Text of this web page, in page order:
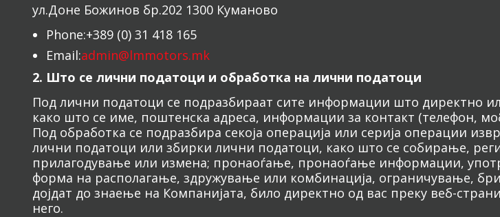
ул.Доне Божинов бр.202 1300 Куманово
Phone:+389 (0) 31 418 165
Email:admin@lmmotors.mk
2. Што се лични податоци и обработка на лични податоци
Под лични податоци се подразбираат сите информации што директно
како што се име, поштенска адреса, информации за контакт (телефон,
Под обработка се подразбира секоја операција или серија операции
лични податоци или збирки лични податоци, како што се собирање,
прилагодување или измена; пронаоѓање, пронаоѓање информации,
форма на располагање, здружување или комбинација, ограничување,
дојдат до знаење на Компанијата, било директно од вас преку веб-
него.